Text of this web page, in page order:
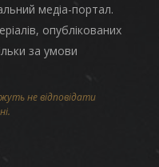
медіа-портал.
опублікованих
за умови
не відповідати